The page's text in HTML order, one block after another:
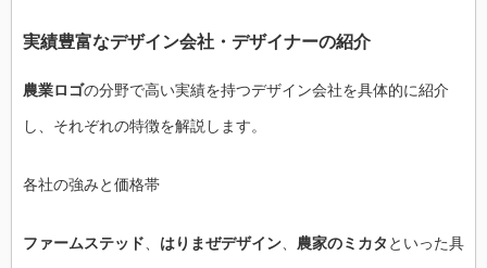
実績豊富なデザイン会社・デザイナーの紹介
農業ロゴの分野で高い実績を持つデザイン会社を具体的に紹介
し、それぞれの特徴を解説します。
各社の強みと価格帯
ファームステッド はりまぜデザイン 農家のミカタ といった具